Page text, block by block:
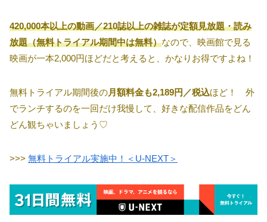
420,000本以上の動画／210誌以上の雑誌が定額見放題・読み
放題（無料トライアル期間中は無料）なので、映画館で見る
映画が一本2,000円ほどだと考えると、かなりお得ですよね！
無料トライアル期間後の月額料金も2,189円／税込ほど！ 外
でランチするのを一回だけ我慢して、好きな配信作品をどん
どん観ちゃいましょう♡
>>> 無料トライアル実施中！＜U-NEXT＞